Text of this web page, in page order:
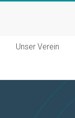
Unser Verein